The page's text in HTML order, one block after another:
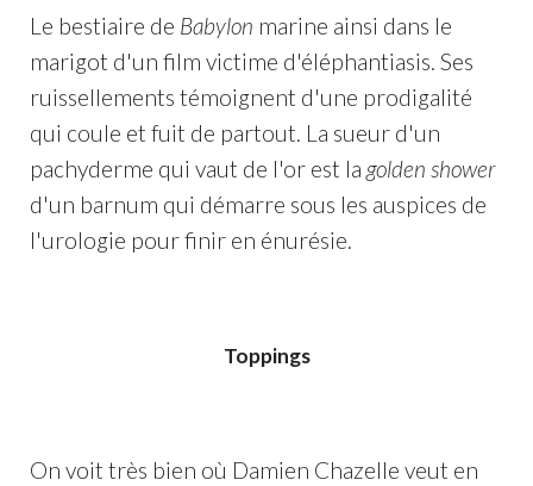
Le bestiaire de Babylon marine ainsi dans le
marigot d'un film victime d'éléphantiasis. Ses
ruissellements témoignent d'une prodigalité
qui coule et fuit de partout. La sueur d'un
pachyderme qui vaut de l'or est la golden shower
d'un barnum qui démarre sous les auspices de
l'urologie pour finir en énurésie.
Toppings
On voit très bien où Damien Chazelle veut en